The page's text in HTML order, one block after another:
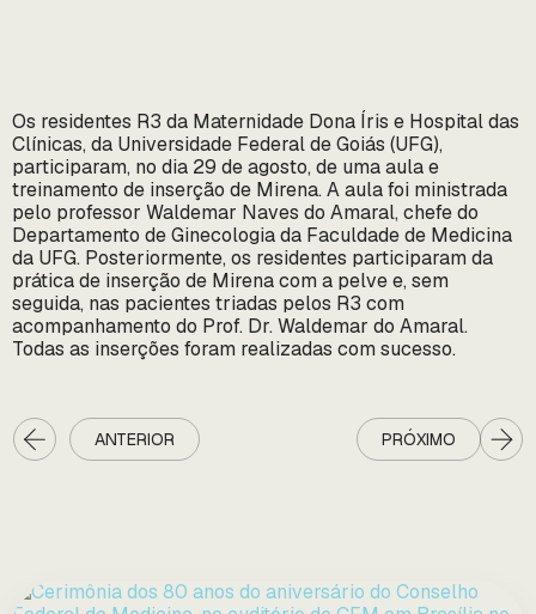
Os residentes R3 da Maternidade Dona Íris e Hospital das
Clínicas, da Universidade Federal de Goiás (UFG),
participaram, no dia 29 de agosto, de uma aula e
treinamento de inserção de Mirena. A aula foi ministrada
pelo professor Waldemar Naves do Amaral, chefe do
Departamento de Ginecologia da Faculdade de Medicina
da UFG. Posteriormente, os residentes participaram da
prática de inserção de Mirena com a pelve e, sem
seguida, nas pacientes triadas pelos R3 com
acompanhamento do Prof. Dr. Waldemar do Amaral.
Todas as inserções foram realizadas com sucesso.
ANTERIOR PRÓXIMO